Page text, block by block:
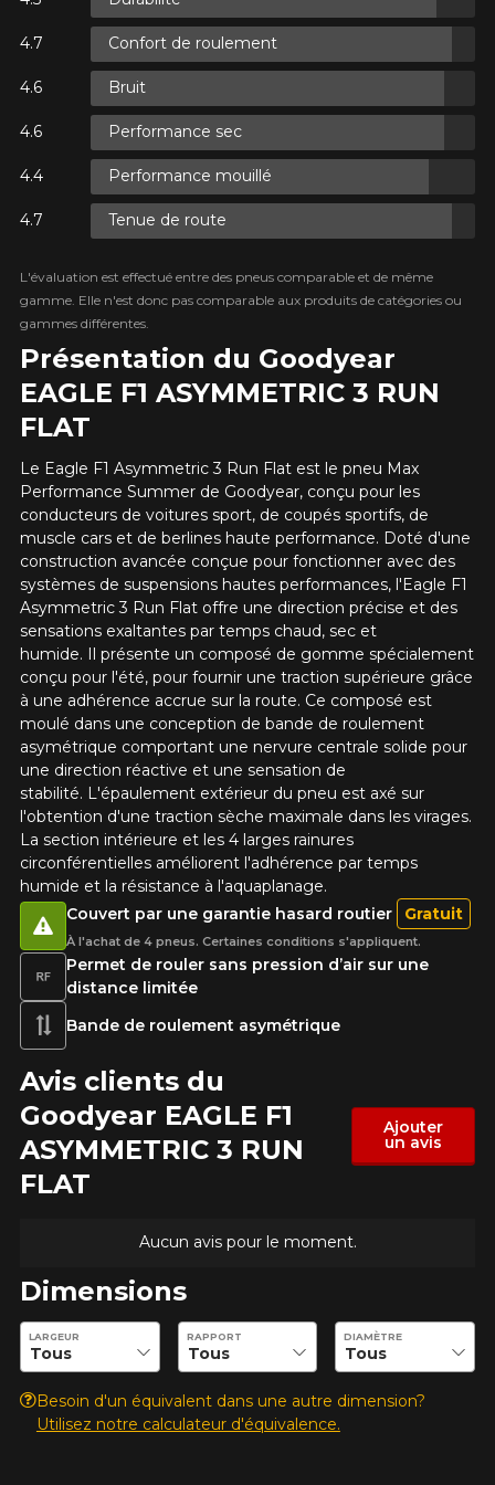
Présentation du Goodyear
EAGLE F1 ASYMMETRIC 3 RUN
FLAT
Le Eagle F1 Asymmetric 3 Run Flat est le pneu Max
Performance Summer de Goodyear, conçu pour les
conducteurs de voitures sport, de coupés sportifs, de
muscle cars et de berlines haute performance. Doté d'une
construction avancée conçue pour fonctionner avec des
systèmes de suspensions hautes performances, l'Eagle F1
Asymmetric 3 Run Flat offre une direction précise et des
sensations exaltantes par temps chaud, sec et
humide. Il présente un composé de gomme spécialement
conçu pour l'été, pour fournir une traction supérieure grâce
à une adhérence accrue sur la route. Ce composé est
moulé dans une conception de bande de roulement
asymétrique comportant une nervure centrale solide pour
une direction réactive et une sensation de
stabilité. L'épaulement extérieur du pneu est axé sur
l'obtention d'une traction sèche maximale dans les virages.
La section intérieure et les 4 larges rainures
circonférentielles améliorent l'adhérence par temps
humide et la résistance à l'aquaplanage.
Confort de roulement
Bruit
Performance sec
Performance mouillé
Tenue de route
L'évaluation est effectué entre des pneus comparable et de même
gamme. Elle n'est donc pas comparable aux produits de catégories ou
gammes différentes.
Permet de rouler sans pression d’air sur une
distance limitée
Bande de roulement asymétrique
Couvert par une garantie hasard routier Gratuit
À l'achat de 4 pneus. Certaines conditions s'appliquent.
Avis clients du
Goodyear EAGLE F1
ASYMMETRIC 3 RUN
FLAT
Ajouter
un avis
Aucun avis pour le moment.
Dimensions
Entrez les dimensions souhaitées pour vérifier la disponibilité
LARGEUR RAPPORT DIAMÈTRE
Besoin d'un équivalent dans une autre dimension?
Utilisez notre calculateur d'équivalence.
AJOUTER UN AVIS
Votre avis concernant le
EAGLE F1 ASYMMETRIC 3
RUN FLAT
Nom
Courriel
Votre véhicule
Année
Marque
Modèle
Option
Style de conduite
Condition de route
VOICI LES DIMENSIONS POUR VOTRE VÉHICULE
Que magasinez-vous?